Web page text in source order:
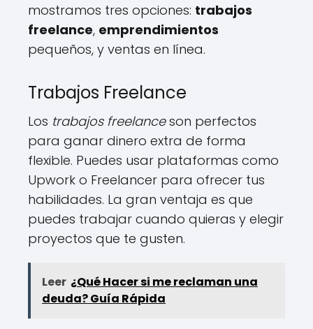
mostramos tres opciones: trabajos
freelance, emprendimientos
pequeños, y ventas en línea.
Trabajos Freelance
Los trabajos freelanceson perfectos
para ganar dinero extra de forma
flexible. Puedes usar plataformas como
Upwork o Freelancer para ofrecer tus
habilidades. La gran ventaja es que
puedes trabajar cuando quieras y elegir
proyectos que te gusten.
Leer ¿Qué Hacer si me reclaman una
deuda? Guía Rápida